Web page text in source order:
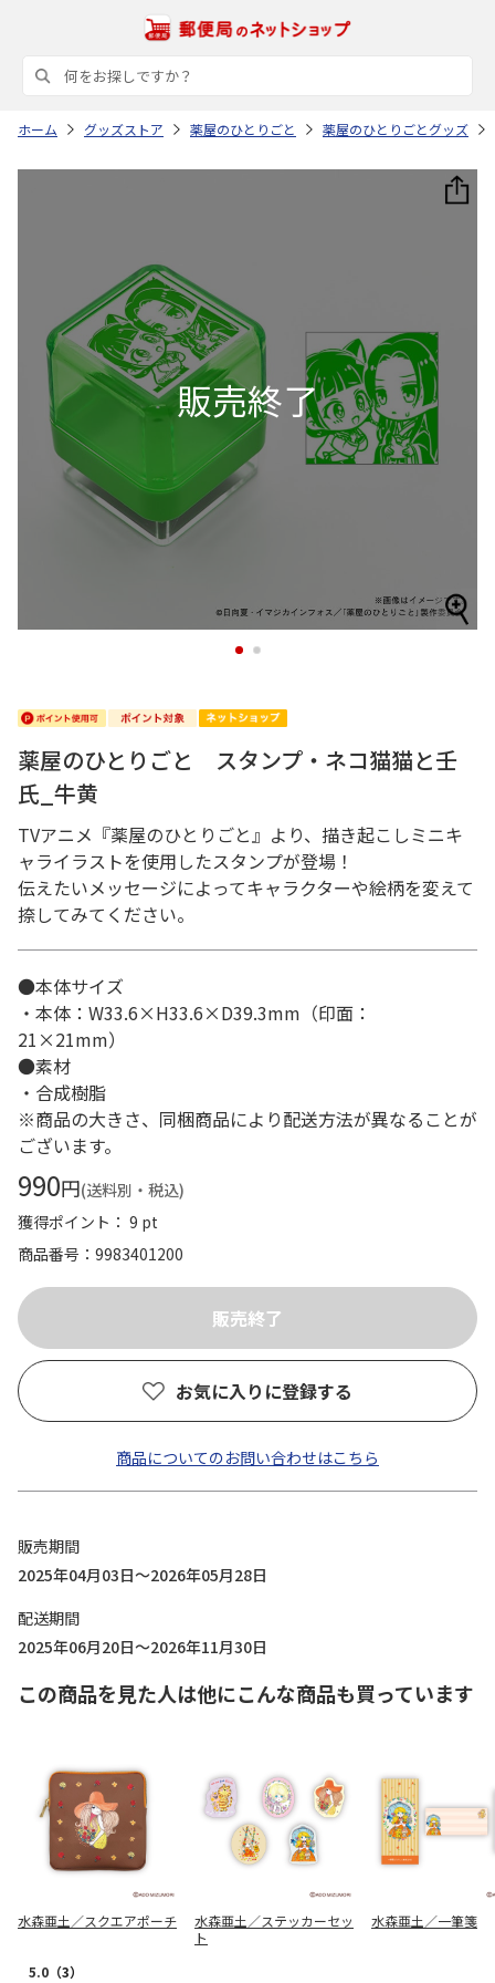
ホーム グッズストア 薬屋のひとりごと 薬屋のひとりごとグッズ
1 2
薬屋のひとりごと スタンプ・ネコ猫猫と壬
氏_牛黄
TVアニメ『薬屋のひとりごと』より、描き起こしミニキ
ャライラストを使用したスタンプが登場！
伝えたいメッセージによってキャラクターや絵柄を変えて
捺してみてください。
●本体サイズ
・本体：W33.6×H33.6×D39.3mm（印面：
21×21mm）
●素材
・合成樹脂
※商品の大きさ、同梱商品により配送方法が異なることが
ございます。
990円(送料別・税込)
獲得ポイント： 9 pt
商品番号
9983401200
お気に入りに登録する
商品についてのお問い合わせはこちら
販売期間
2025年04月03日～2026年05月28日
配送期間
2025年06月20日～2026年11月30日
この商品を見た人は他にこんな商品も買っています
水森亜土／スクエアポーチ
5.0 （3）
水森亜土／ステッカーセッ
ト
水森亜土／一筆箋